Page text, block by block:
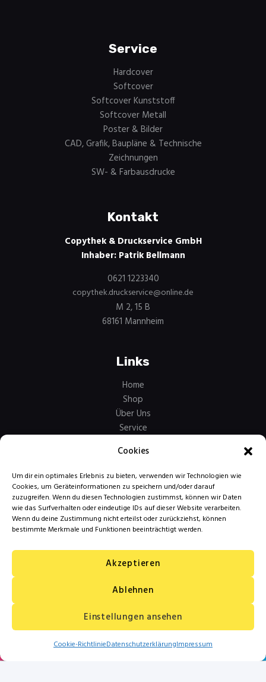
Cookies
Um dir ein optimales Erlebnis zu bieten, verwenden wir Technologien wie
Cookies, um Geräteinformationen zu speichern und/oder darauf
zuzugreifen. Wenn du diesen Technologien zustimmst, können wir Daten
wie das Surfverhalten oder eindeutige IDs auf dieser Website verarbeiten.
Wenn du deine Zustimmung nicht erteilst oder zurückziehst, können
bestimmte Merkmale und Funktionen beeinträchtigt werden.
Akzeptieren
Ablehnen
Einstellungen ansehen
Cookie-RichtlinieDatenschutzerklärungImpressum
Service
Hardcover
Softcover
Softcover Kunststoff
Softcover Metall
Poster & Bilder
CAD, Grafik, Baupläne & Technische
Zeichnungen
SW- & Farbausdrucke
Kontakt
Copythek & Druckservice GmbH
Inhaber: Patrik Bellmann
0621 1223340
copythek.druckservice@online.de
M 2, 15 B
68161 Mannheim
Links
Home
Shop
Über Uns
Service
Mehr Links…
AGB
Zahlungsarten
Versandarten
Widerrufsbelehrung
Datenschutzerklärung
Copythek & Druckservice GmbH © 2026.